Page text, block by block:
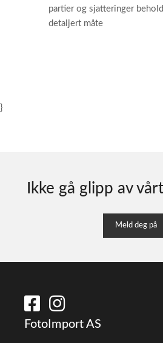
partier og sjatteringer
detaljert måte
}
Ikke gå glipp av
Meld deg på
FotoImport AS